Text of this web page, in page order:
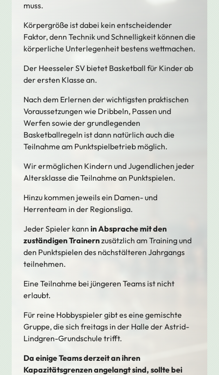
muss.
Körpergröße ist dabei kein entscheidender
Faktor, denn Technik und Schnelligkeit können die
körperliche Unterlegenheit bestens wettmachen.
Der Heesseler SV bietet Basketball für Kinder ab
der ersten Klasse an.
Nach dem Erlernen der wichtigsten praktischen
Voraussetzungen wie Dribbeln, Passen und
Werfen sowie der grundlegenden
Basketballregeln ist dann natürlich auch die
Teilnahme am Punktspielbetrieb möglich.
Wir ermöglichen Kindern und Jugendlichen jeder
Altersklasse die Teilnahme an Punktspielen.
Hinzu kommen jeweils ein Damen- und
Herrenteam in der Regionsliga.
Jeder Spieler kann in Absprache mit den
zuständigen Trainernzusätzlich am Training und
den Punktspielen des nächstälteren Jahrgangs
teilnehmen.
Eine Teilnahme bei jüngeren Teams ist nicht
erlaubt.
Für reine Hobbyspieler gibt es eine gemischte
Gruppe, die sich freitags in der Halle der Astrid-
Lindgren-Grundschule trifft.
Da einige Teams derzeit an ihren
Kapazitätsgrenzen angelangt sind, sollte bei